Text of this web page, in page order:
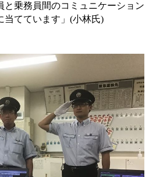
と乗務員間のコミュニケーション
当てています」(小林氏)